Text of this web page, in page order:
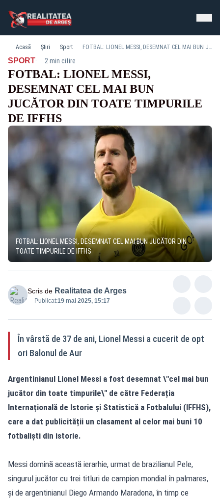
Acasă Știri Sport FOTBAL: LIONEL MESSI, DESEMNAT CEL MAI BUN JUCĂTOR DIN TOATE TIMPURILE DE IFFHS
SPORT· 2 min citire
FOTBAL: LIONEL MESSI,
DESEMNAT CEL MAI BUN
JUCĂTOR DIN TOATE TIMPURILE
DE IFFHS
FOTBAL: LIONEL MESSI, DESEMNAT CEL MAI BUN JUCĂTOR DIN
TOATE TIMPURILE DE IFFHS
Scris de Realitatea de Arges
Publicat:19 mai 2025, 15:17
În vârstă de 37 de ani, Lionel Messi a cucerit de opt
ori Balonul de Aur
Argentinianul Lionel Messi a fost desemnat \"cel mai bun
jucător din toate timpurile\" de către Federația
Internațională de Istorie și Statistică a Fotbalului (IFFHS),
care a dat publicității un clasament al celor mai buni 10
fotbaliști din istorie.
Messi domină această ierarhie, urmat de brazilianul Pele,
singurul jucător cu trei titluri de campion mondial în palmares,
și de argentinianul Diego Armando Maradona, în timp ce